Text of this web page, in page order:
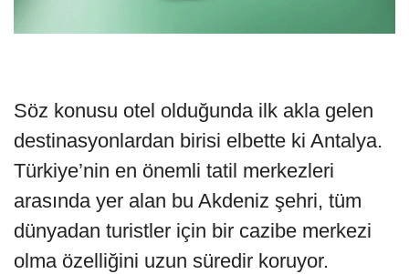
Söz konusu otel olduğunda ilk akla gelen
destinasyonlardan birisi elbette ki Antalya.
Türkiye’nin en önemli tatil merkezleri
arasında yer alan bu Akdeniz şehri, tüm
dünyadan turistler için bir cazibe merkezi
olma özelliğini uzun süredir koruyor.